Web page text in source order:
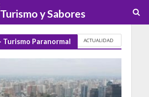
Turismo Paranormal ACTUALIDAD